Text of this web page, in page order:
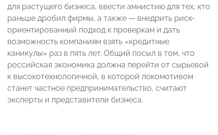
для растущего бизнеса, ввести амнистию для тех, кто
раньше дробил фирмы, а также — внедрить риск-
ориентированный подход к проверкам и дать
возможность компаниям взять «кредитные
каникулы» раз в пять лет. Общий посыл в том, что
российская экономика должна перейти от сырьевой
к высокотехнологичной, в которой локомотивом
станет частное предпринимательство, считают
эксперты и представители бизнеса.